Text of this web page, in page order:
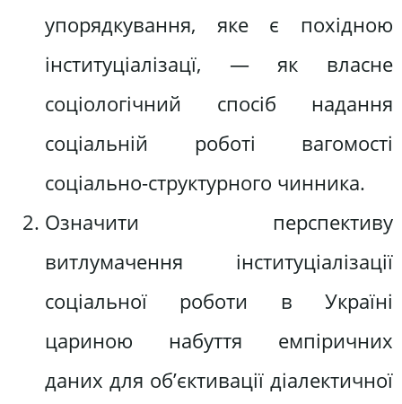
упорядкування, яке є похідною
інституціалізацї, — як власне
соціологічний спосіб надання
соціальній роботі вагомості
соціально-структурного чинника.
Означити перспективу
витлумачення інституціалізації
соціальної роботи в Україні
цариною набуття емпіричних
даних для об’єктивації діалектичної